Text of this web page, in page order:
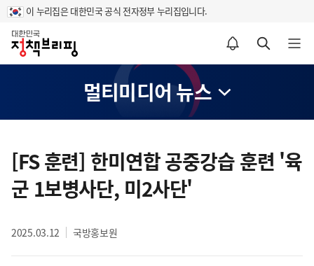
이 누리집은 대한민국 공식 전자정부 누리집입니다.
홈
알림설정 바로가기 검색 바로가기 메뉴 열기
멀티미디어 뉴스
텐
츠
영
[FS 훈련] 한미연합 공중강습 훈련 '육
군 1보병사단, 미2사단'
2025.03.12 국방홍보원